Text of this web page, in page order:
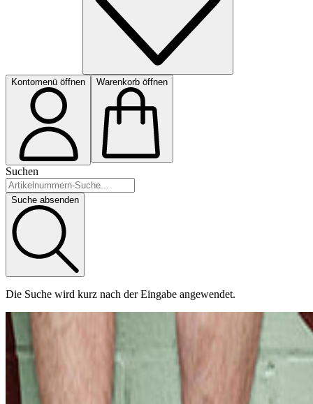
Kontomenü öffnen Warenkorb öffnen
Suchen
Suche absenden
Die Suche wird kurz nach der Eingabe angewendet.